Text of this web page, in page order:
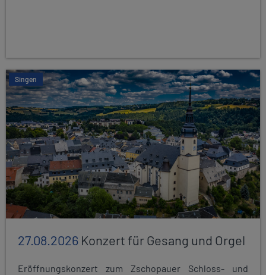
Singen
27.08.2026 Konzert für Gesang und Orgel
Eröffnungskonzert zum Zschopauer Schloss- und